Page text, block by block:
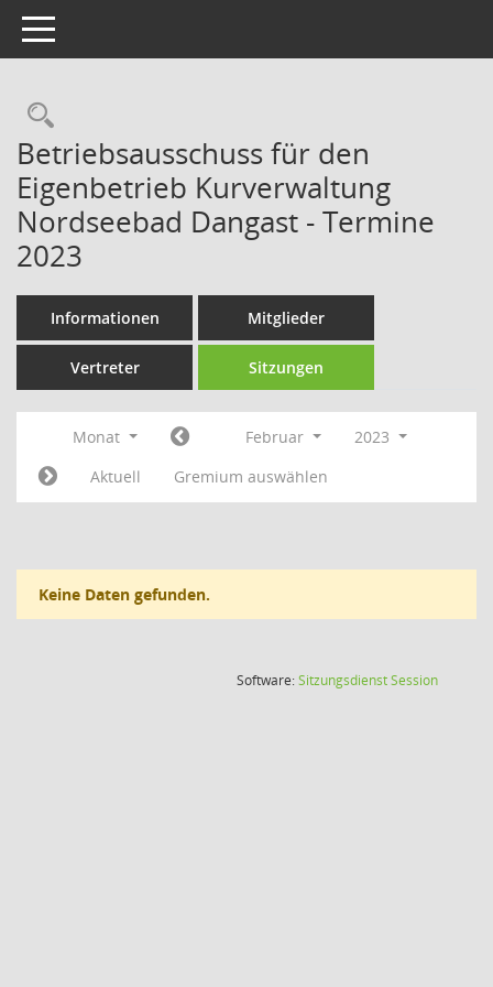
Toggle navigation
Rechercheauswahl
Betriebsausschuss für den
Eigenbetrieb Kurverwaltung
Nordseebad Dangast - Termine
2023
Informationen Mitglieder
Vertreter Sitzungen
Monat Februar
2023
Aktuell
Gremium auswählen
Keine Daten gefunden.
Software:SitzungsdienstSession(Wird in